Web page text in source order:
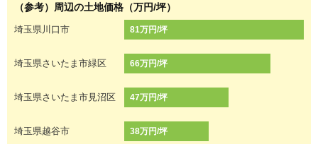
（参考）周辺の土地価格（万円/坪）
埼玉県川口市 81万円/坪
埼玉県さいたま市緑区 66万円/坪
埼玉県さいたま市見沼区 47万円/坪
埼玉県越谷市 38万円/坪